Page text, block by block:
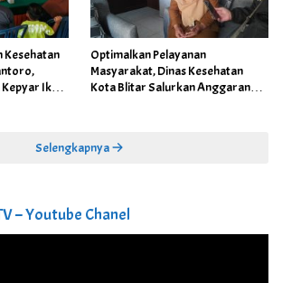
Kesehatan
Ikuti
Optimalkan Pelayanan
Masyarakat, Dinas Kesehatan
Kota Blitar Salurkan Anggaran
Selengkapnya
– Youtube Chanel